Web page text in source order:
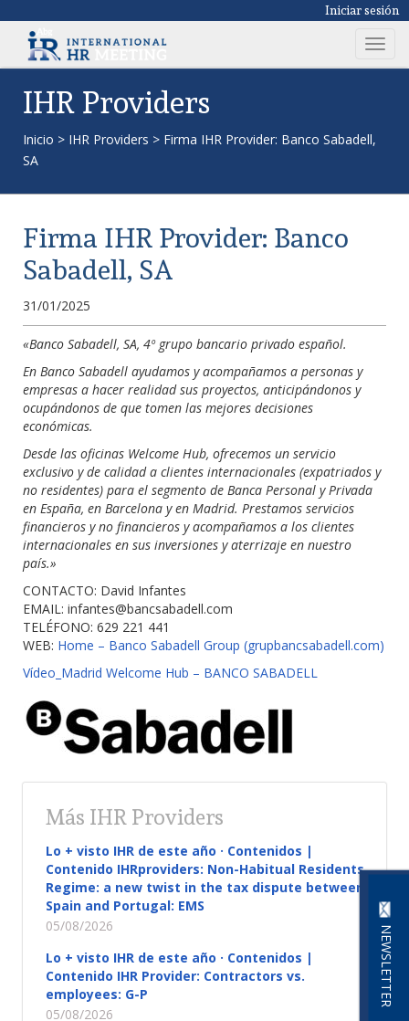
Iniciar sesión
T
o
a
NEWSLETTER
IHR Providers
Inicio > IHR Providers > Firma IHR Provider: Banco Sabadell,
SA
Firma IHR Provider: Banco
Sabadell, SA
31/01/2025
«Banco Sabadell, SA, 4º grupo bancario privado español.
En Banco Sabadell ayudamos y acompañamos a personas y
empresas a hacer realidad sus proyectos, anticipándonos y
ocupándonos de que tomen las mejores decisiones
económicas.
Desde las oficinas Welcome Hub, ofrecemos un servicio
exclusivo y de calidad a clientes internacionales (expatriados y
no residentes) para el segmento de Banca Personal y Privada
en España, en Barcelona y en Madrid. Prestamos servicios
financieros y no financieros y acompañamos a los clientes
internacionales en sus inversiones y aterrizaje en nuestro
país.»
CONTACTO: David Infantes
EMAIL: infantes@bancsabadell.com
TELÉFONO: 629 221 441
WEB: Home – Banco Sabadell Group (grupbancsabadell.com)
Vídeo_Madrid Welcome Hub – BANCO SABADELL
Más IHR Providers
Lo + visto IHR de este año · Contenidos |
Contenido IHRproviders: Non-Habitual Residents
Regime: a new twist in the tax dispute between
Spain and Portugal: EMS
05/08/2026
Lo + visto IHR de este año · Contenidos |
Contenido IHR Provider: Contractors vs.
employees: G-P
05/08/2026